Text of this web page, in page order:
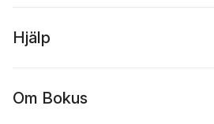
Hjälp
Om Bokus